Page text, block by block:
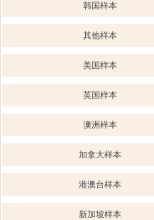
韩国样本
其他样本
美国样本
英国样本
澳洲样本
加拿大样本
港澳台样本
新加坡样本